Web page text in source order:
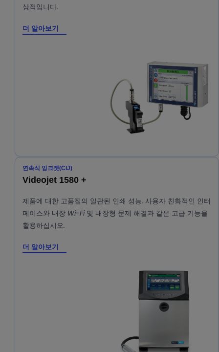
상적입니다.
더 알아보기
연속식 잉크젯(CIJ)
Videojet 1580 +
제품에 대한 고품질의 일관된 인쇄 성능. 사용자 친화적인 인터
페이스와 내장 Wi-Fi 및 내장형 문제 해결과 같은 고급 기능을
활용하십시오.
더 알아보기